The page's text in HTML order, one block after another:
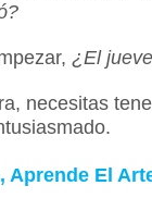
¿El
necesitas
Aprende El